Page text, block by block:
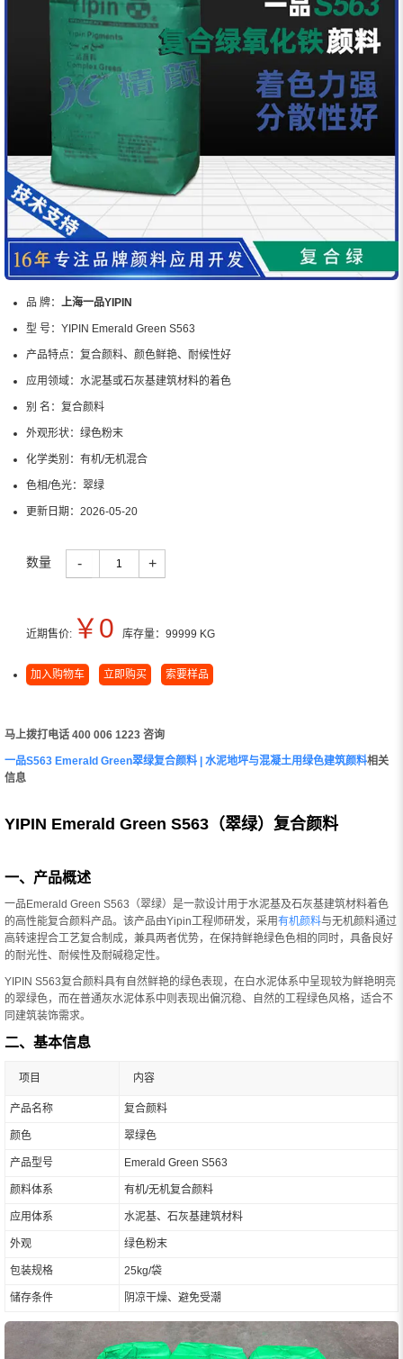
品 牌： 上海一品YIPIN
型 号： YIPIN Emerald Green S563
产品特点： 复合颜料、颜色鲜艳、耐候性好
应用领域： 水泥基或石灰基建筑材料的着色
别 名： 复合颜料
外观形状： 绿色粉末
化学类别： 有机/无机混合
色相/色光： 翠绿
更新日期： 2026-05-20
数量 - +
近期售价: ￥0 库存量： 99999 KG
加入购物车 立即购买 索要样品
马上拨打电话 400 006 1223 咨询
一品S563 Emerald Green翠绿复合颜料 | 水泥地坪与混凝土用绿色建筑颜料相关
信息
YIPIN Emerald Green S563（翠绿）复合颜料
一、产品概述
一品Emerald Green S563（翠绿）是一款设计用于水泥基及石灰基建筑材料着色
的高性能复合颜料产品。该产品由Yipin工程师研发，采用有机颜料与无机颜料通过
高转速捏合工艺复合制成，兼具两者优势，在保持鲜艳绿色色相的同时，具备良好
的耐光性、耐候性及耐碱稳定性。
YIPIN S563复合颜料具有自然鲜艳的绿色表现，在白水泥体系中呈现较为鲜艳明亮
的翠绿色，而在普通灰水泥体系中则表现出偏沉稳、自然的工程绿色风格，适合不
同建筑装饰需求。
二、基本信息
项目 内容
产品名称 复合颜料
颜色 翠绿色
产品型号 Emerald Green S563
颜料体系 有机/无机复合颜料
应用体系 水泥基、石灰基建筑材料
外观 绿色粉末
包装规格 25kg/袋
储存条件 阴凉干燥、避免受潮